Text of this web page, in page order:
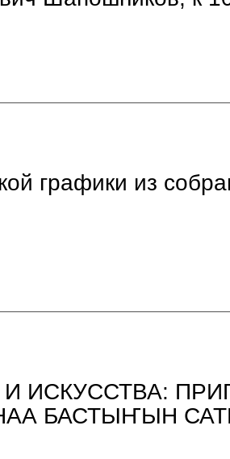
графики из
ИСКУССТВА:
БАСТЫҤЫН